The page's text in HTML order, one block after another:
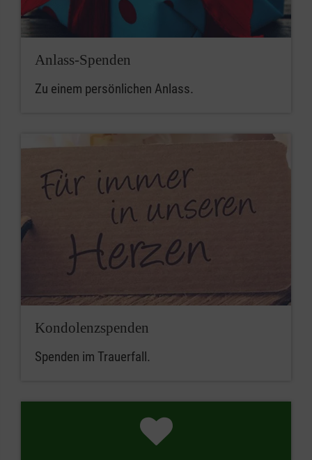
Anlass-Spenden
Zu einem persönlichen Anlass.
Kondolenzspenden
Spenden im Trauerfall.